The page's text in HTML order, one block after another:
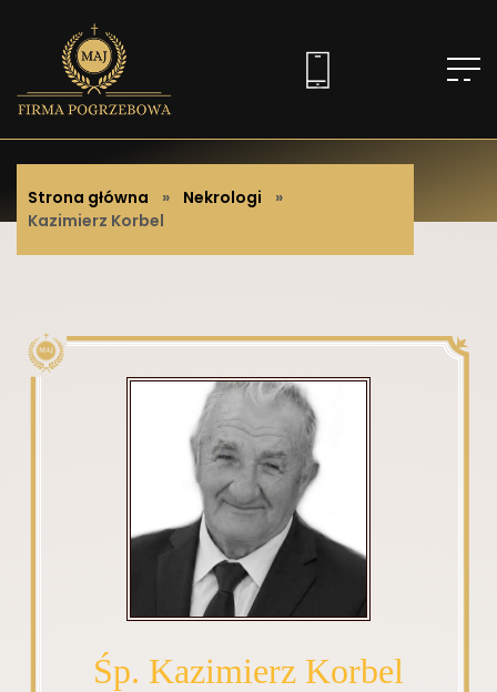
Strona główna » Nekrologi »
Kazimierz Korbel
Śp. Kazimierz Korbel